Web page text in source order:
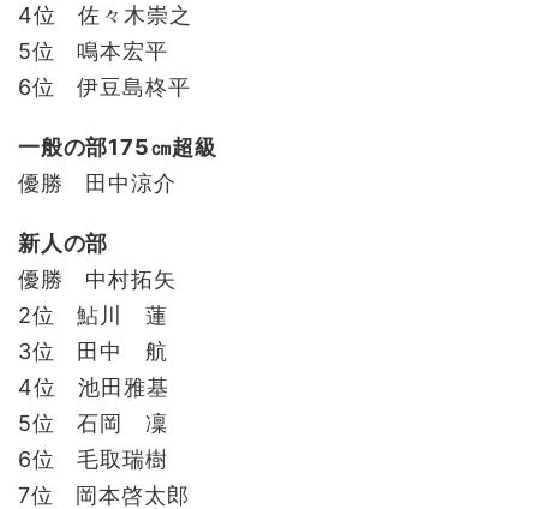
4位 佐々木崇之
5位 鳴本宏平
6位 伊豆島柊平
一般の部175㎝超級
優勝 田中涼介
新人の部
優勝 中村拓矢
2位 鮎川 蓮
3位 田中 航
4位 池田雅基
5位 石岡 凜
6位 毛取瑞樹
7位 岡本啓太郎